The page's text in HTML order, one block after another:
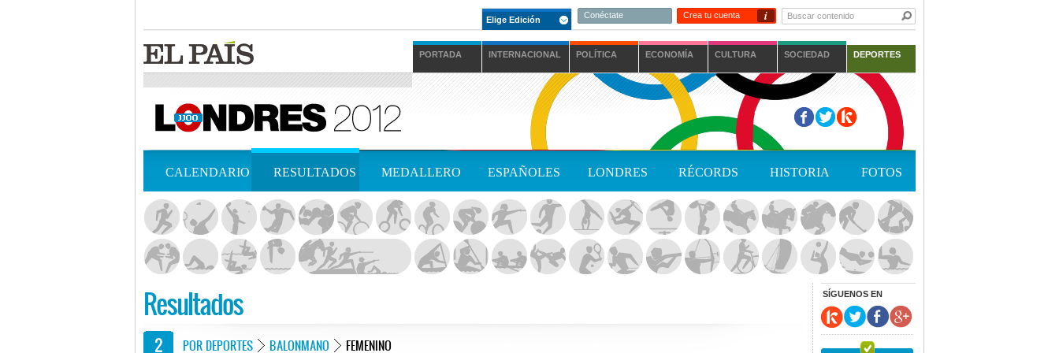
Elige Edición Conéctate Crea tu cuenta i
PORTADA INTERNACIONAL POLÍTICA ECONOMÍA CULTURA SOCIEDAD DEPORTES
CALENDARIO RESULTADOS MEDALLERO ESPAÑOLES LONDRES RÉCORDS HISTORIA FOTOS
Resultados
POR DEPORTES BALONMANO FEMENINO
SÍGUENOS EN